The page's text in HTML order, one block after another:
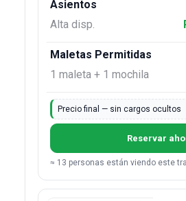
Alta disp.
1 maleta + 1 mochila
Precio final — sin cargos ocultos
Reservar
≈ 13 personas están viendo este